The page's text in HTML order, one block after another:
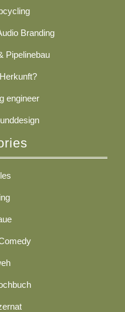
Branding
Pipelinebau
engineer